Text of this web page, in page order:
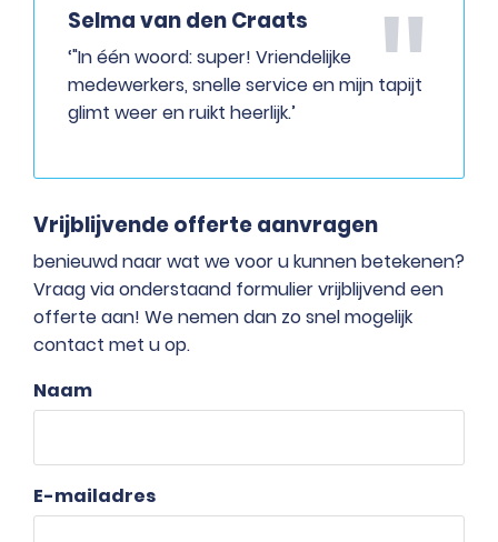
Selma van den Craats
‘"In één woord: super! Vriendelijke
medewerkers, snelle service en mijn tapijt
glimt weer en ruikt heerlijk.’
Vrijblijvende offerte aanvragen
benieuwd naar wat we voor u kunnen betekenen?
Vraag via onderstaand formulier vrijblijvend een
offerte aan! We nemen dan zo snel mogelijk
contact met u op.
Naam
E-mailadres